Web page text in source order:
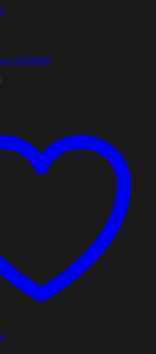
20260805
Plage
103,00 $